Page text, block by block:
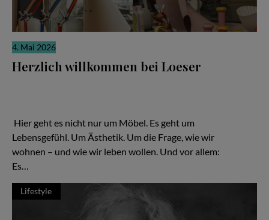
4. Mai 2026
Herzlich willkommen bei Loeser
Hier geht es nicht nur um Möbel. Es geht um
Lebensgefühl. Um Ästhetik. Um die Frage, wie wir
wohnen – und wie wir leben wollen. Und vor allem:
Es…
Lifestyle